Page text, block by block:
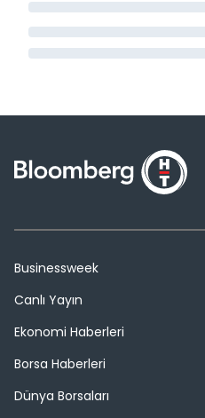
Businessweek
Canlı Yayın
Ekonomi Haberleri
Borsa Haberleri
Dünya Borsaları